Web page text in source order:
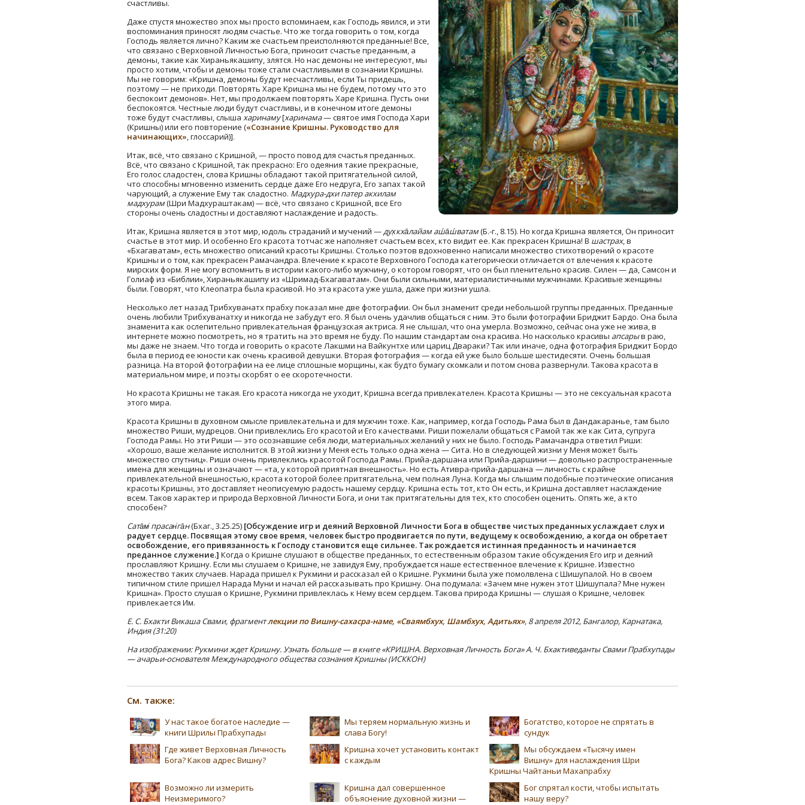
счастливы.
Даже спустя множество эпох мы просто вспоминаем, как Господь явился, и эти
воспоминания приносят людям счастье. Что же тогда говорить о том, когда
Господь является лично? Каким же счастьем преисполняются преданные! Все,
что связано с Верховной Личностью Бога, приносит счастье преданным, а
демоны, такие как Хираньякашипу, злятся. Но нас демоны не интересуют, мы
просто хотим, чтобы и демоны тоже стали счастливыми в сознании Кришны.
Мы не говорим: «Кришна, демоны будут несчастливы, если Ты придешь,
поэтому — не приходи. Повторять Харе Кришна мы не будем, потому что это
беспокоит демонов». Нет, мы продолжаем повторять Харе Кришна. Пусть они
беспокоятся. Честные люди будут счастливы, и в конечном итоге демоны
тоже будут счастливы, слыша харинаму[харинама— святое имя Господа Хари
(Кришны) или его повторение («Сознание Кришны. Руководство для
начинающих», глоссарий)].
Итак, всё, что связано с Кришной, — просто повод для счастья преданных.
Всё, что связано с Кришной, так прекрасно: Его одеяния такие прекрасные,
Его голос сладостен, слова Кришны обладают такой притягательной силой,
что способны мгновенно изменить сердце даже Его недруга, Его запах такой
чарующий, а служение Ему так сладостно. Мадхура-дхи патер акхилам
мадхурам(Шри Мадхураштакам) — всё, что связано с Кришной, все Его
стороны очень сладостны и доставляют наслаждение и радость.
Итак, Кришна является в этот мир, юдоль страданий и мучений —дух̣кха̄лайам аш́а̄ш́ватам(Б.-г., 8.15). Но когда Кришна является, Он приносит
счастье в этот мир. И особенно Его красота тотчас же наполняет счастьем всех, кто видит ее. Как прекрасен Кришна! В шастрах, в
«Бхагаватам», есть множество описаний красоты Кришны. Столько поэтов вдохновенно написали множество стихотворений о красоте
Кришны и о том, как прекрасен Рамачандра. Влечение к красоте Верховного Господа категорически отличается от влечения к красоте
мирских форм. Я не могу вспомнить в истории какого-либо мужчину, о котором говорят, что он был пленительно красив. Силен — да, Самсон и
Голиаф из «Библии», Хираньякашипу из «Шримад-Бхагаватам». Они были сильными, материалистичными мужчинами. Красивые женщины
были. Говорят, что Клеопатра была красивой. Но эта красота уже ушла, даже при жизни ушла.
Несколько лет назад Трибхуванатх прабху показал мне две фотографии. Он был знаменит среди небольшой группы преданных. Преданные
очень любили Трибхуванатху и никогда не забудут его. Я был очень удачлив общаться с ним. Это были фотографии Бриджит Бардо. Она была
знаменита как ослепительно привлекательная французская актриса. Я не слышал, что она умерла. Возможно, сейчас она уже не жива, в
интернете можно посмотреть, но я тратить на это время не буду. По нашим стандартам она красива. Но насколько красивы апсарыв раю,
мы даже не знаем.Что тогда и говорить о красоте Лакшми на Вайкунтхе или цариц Двараки? Так или иначе, одна фотография Бриджит Бордо
была в период ее юности как очень красивой девушки. Вторая фотография — когда ей уже было больше шестидесяти. Очень большая
разница. На второй фотографии на ее лице сплошные морщины, как будто бумагу скомкали и потом снова развернули. Такова красота в
материальном мире, и поэты скорбят о ее скоротечности.
Но красота Кришны не такая. Его красота никогда не уходит, Кришна всегда привлекателен. Красота Кришны — это не сексуальная красота
этого мира.
Красота Кришны в духовном смысле привлекательна и для мужчин тоже. Как, например, когда Господь Рама был в Дандакаранье, там было
множество Риши, мудрецов. Они привлеклись Его красотой и Его качествами. Риши пожелали общаться с Рамой так же как Сита, супруга
Господа Рамы. Но эти Риши — это осознавшие себя люди, материальных желаний у них не было. Господь Рамачандра ответил Риши:
«Хорошо, ваше желание исполнится. В этой жизни у Меня есть только одна жена — Сита. Но в следующей жизни у Меня может быть
множество спутниц». Риши очень привлеклись красотой Господа Рамы. Прийа-даршана или Прийа-даршини — довольно распространенные
имена для женщины и означают — «та, у которой приятная внешность». Но есть Ативра-прийа-даршана —личность с крайне
привлекательной внешностью, красота которой более притягательна, чем полная Луна. Когда мы слышим подобные поэтические описания
красоты Кришны, это доставляет неописуемую радость нашему сердцу. Кришна есть тот, кто Он есть, и Кришна доставляет наслаждение
всем. Таков характер и природа Верховной Личности Бога, и они так притягательны для тех, кто способен оценить. Опять же, а кто
способен?
Сата̄м̇ прасан̇га̄н(Бхаг., 3.25.25) [Обсуждение игр и деяний Верховной Личности Бога в обществе чистых преданных услаждает слух и
радует сердце. Посвящая этому свое время, человек быстро продвигается по пути, ведущему к освобождению, а когда он обретает
освобождение, его привязанность к Господу становится еще сильнее. Так рождается истинная преданность и начинается
преданное служение.] Когда о Кришне слушают в обществе преданных, то естественным образом такие обсуждения Его игр и деяний
прославляют Кришну. Если мы слушаем о Кришне, не завидуя Ему, пробуждается наше естественное влечение к Кришне. Известно
множество таких случаев. Нарада пришел к Рукмини и рассказал ей о Кришне. Рукмини была уже помолвлена с Шишупалой. Но в своем
типичном стиле пришел Нарада Муни и начал ей рассказывать про Кришну. Она подумала: «Зачем мне нужен этот Шишупала? Мне нужен
Кришна». Просто слушая о Кришне, Рукмини привлеклась к Нему всем сердцем. Такова природа Кришны — слушая о Кришне, человек
привлекается Им.
Е. С. Бхакти Викаша Свами, фрагментлекции по Вишну-сахасра-наме, «Сваямбхух, Шамбхух, Адитьях», 8 апреля 2012, Бангалор, Карнатака,
Индия (31:20)
На изображении: Рукмини ждет Кришну. Узнать больше — в книге «КРИШНА. Верховная Личность Бога» А. Ч. Бхактиведанты Свами Прабхупады
— ачарьи-основателя Международного общества сознания Кришны (ИСККОН)
См. также:
У нас такое богатое наследие —
книги Шрилы Прабхупады
Мы теряем нормальную жизнь и
слава Богу!
Богатство, которое не спрятать в
сундук
Где живет Верховная Личность
Бога? Каков адрес Вишну?
Кришна хочет установить контакт
с каждым
Мы обсуждаем «Тысячу имен
Вишну» для наслаждения Шри
Кришны Чайтаньи Махапрабху
Возможно ли измерить
Неизмеримого?
Кришна дал совершенное
объяснение духовной жизни —
Бог спрятал кости, чтобы испытать
нашу веру?